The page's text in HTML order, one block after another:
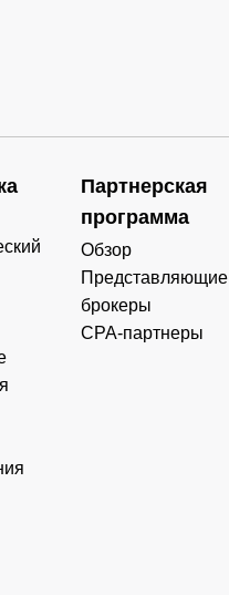
Партнерская
программа
Обзор
Представляющие
брокеры
CPA-партнеры